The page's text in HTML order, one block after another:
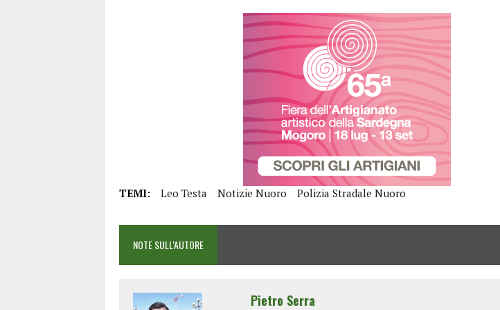
TEMI: Leo Testa Notizie Nuoro Polizia Stradale Nuoro
NOTE SULL'AUTORE
Pietro Serra